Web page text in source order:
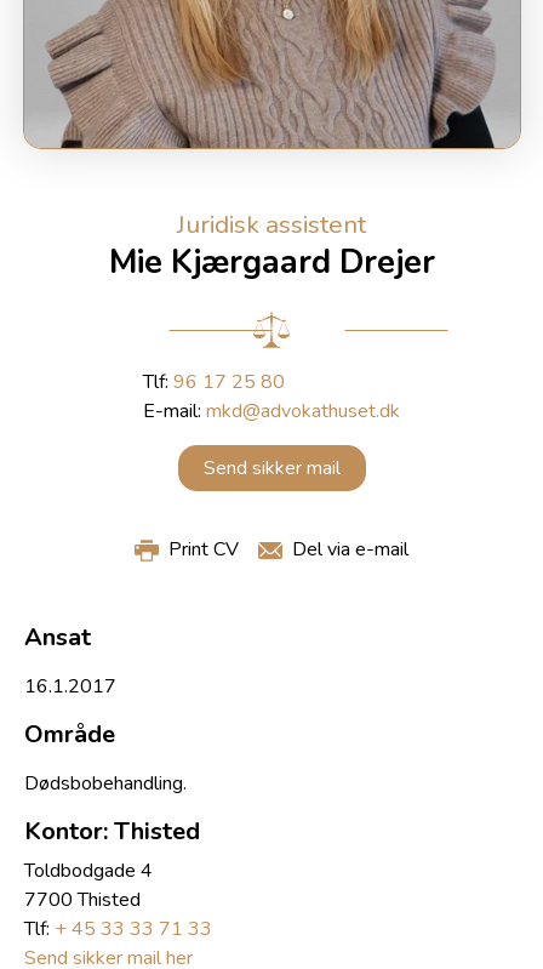
Juridisk assistent
Mie Kjærgaard Drejer
Tlf: 96 17 25 80
E-mail: mkd@advokathuset.dk
Send sikker mail
Print CV Del via e-mail
Ansat
16.1.2017
Område
Dødsbobehandling.
Kontor: Thisted
Toldbodgade 4
7700 Thisted
Tlf: + 45 33 33 71 33
Send sikker mail her